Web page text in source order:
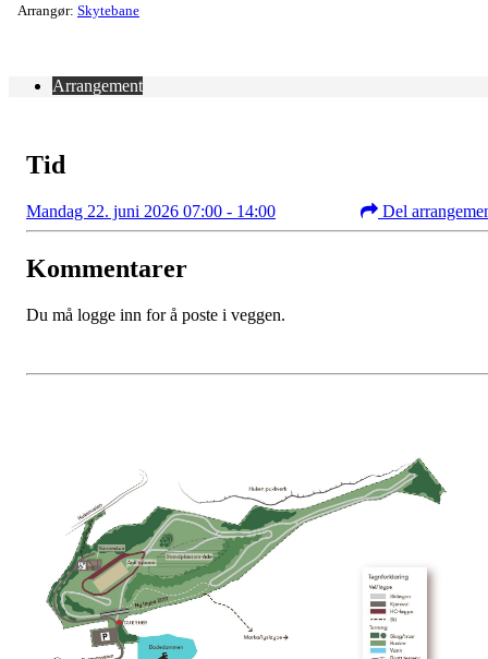
Arrangør: Skytebane
Arrangement
Tid
Mandag 22. juni 2026 07:00 - 14:00 Del
Kommentarer
Du må logge inn for å poste i veggen.